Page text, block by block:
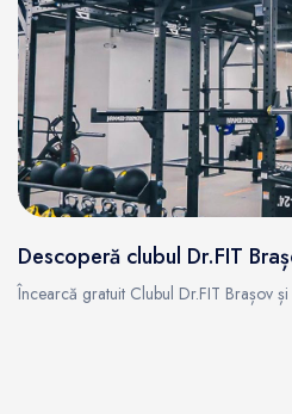
Descoperă clubul Dr.FIT
Încearcă gratuit Clubul Dr.FIT Brașov